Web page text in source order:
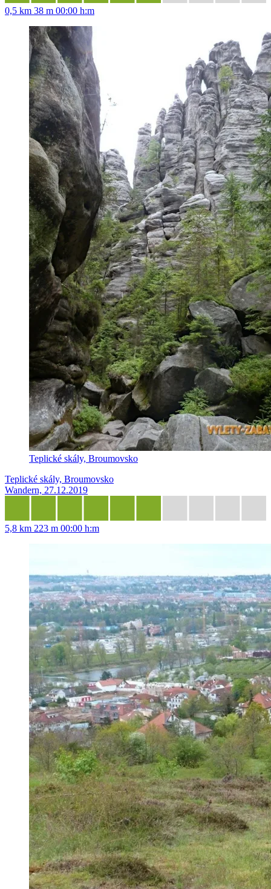
0,5 km 38 m 00:00 h:m
Teplické skály, Broumovsko
Teplické skály, Broumovsko
Wandern, 27.12.2019
5,8 km 223 m 00:00 h:m